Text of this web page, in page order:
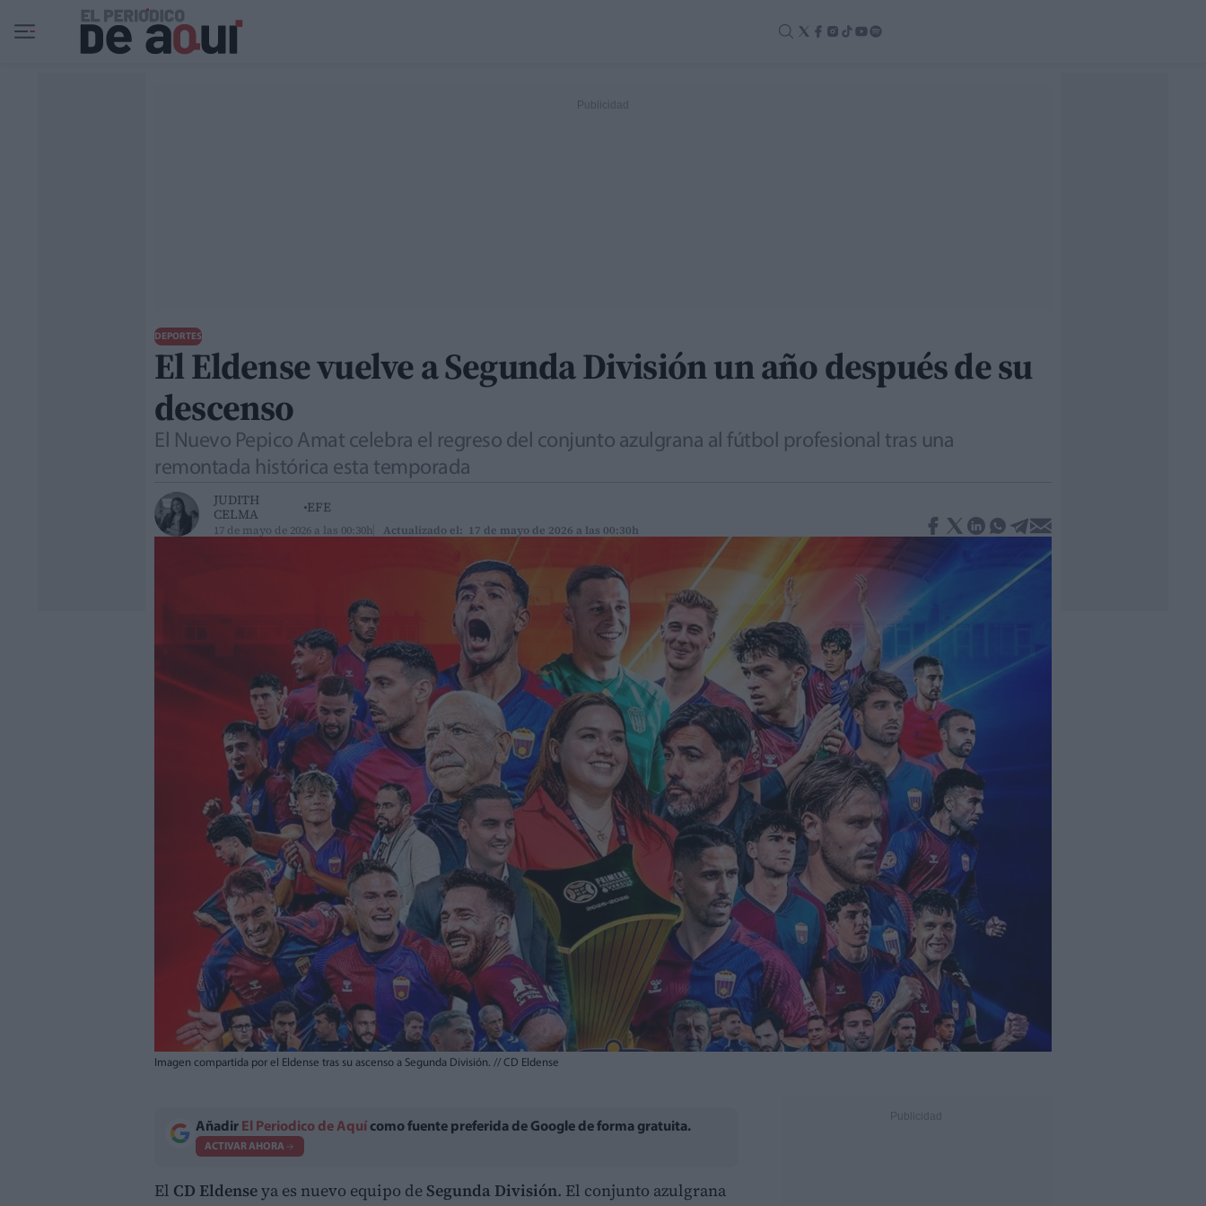
Ir al contenido principal
DEPORTES
El Eldense vuelve a Segunda División un año después de su
descenso
El Nuevo Pepico Amat celebra el regreso del conjunto azulgrana al fútbol profesional tras una
remontada histórica esta temporada
JUDITH
CELMA
EFE
17 de mayo de 2026 a las 00:30h Actualizado el: 17 de mayo de 2026 a las 00:30h
Imagen compartida por el Eldense tras su ascenso a Segunda División. // CD Eldense
Añadir El Periodico de Aquí como fuente preferida de Google de forma gratuita.
ACTIVAR AHORA
El CD Eldenseya es nuevo equipo de Segunda División. El conjunto azulgrana